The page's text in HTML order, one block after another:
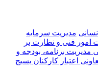
مدیریت سرمایه
امور فنی و نظارت بر
مدیریت برنامه، بودجه و
اعتبار کارکنان بسیج